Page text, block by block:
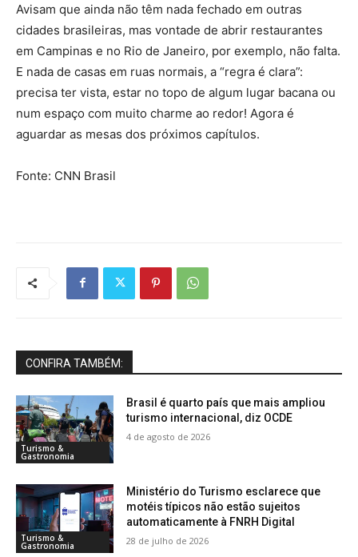
Avisam que ainda não têm nada fechado em outras
cidades brasileiras, mas vontade de abrir restaurantes
em Campinas e no Rio de Janeiro, por exemplo, não falta.
E nada de casas em ruas normais, a “regra é clara”:
precisa ter vista, estar no topo de algum lugar bacana ou
num espaço com muito charme ao redor! Agora é
aguardar as mesas dos próximos capítulos.
Fonte: CNN Brasil
CONFIRA TAMBÉM:
Turismo &
Gastronomia
Brasil é quarto país que mais ampliou
turismo internacional, diz OCDE
4 de agosto de 2026
Turismo &
Gastronomia
Ministério do Turismo esclarece que
motéis típicos não estão sujeitos
automaticamente à FNRH Digital
28 de julho de 2026